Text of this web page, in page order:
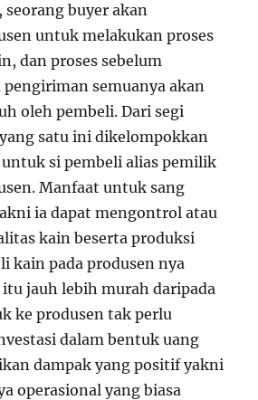
buyer akan
untuk melakukan proses
dan proses sebelum
semuanya akan
oleh pembeli. Dari segi
satu ini dikelompokkan
si pembeli alias pemilik
Manfaat untuk sang
ia dapat mengontrol atau
kain beserta produksi
kain pada produsen nya
itu jauh lebih murah daripada
ke produsen tak perlu
dalam bentuk uang
dampak yang positif yakni
operasional yang biasa